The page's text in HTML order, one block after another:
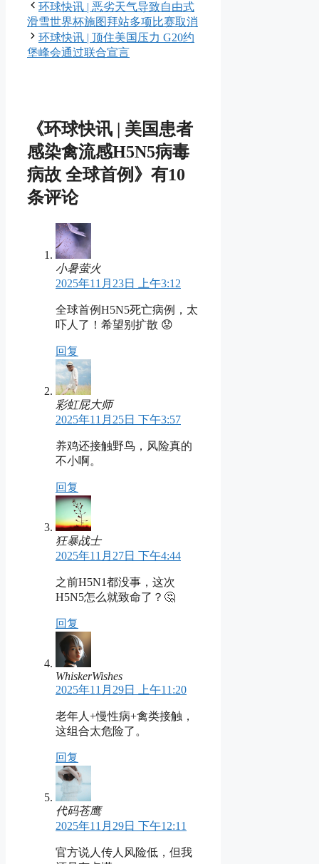
环球快讯 | 恶劣天气导致自由式
滑雪世界杯施图拜站多项比赛取消
环球快讯 | 顶住美国压力 G20约
堡峰会通过联合宣言
《环球快讯 | 美国患者
感染禽流感H5N5病毒
病故 全球首例》有10
条评论
小暑萤火
2025年11月23日 上午3:12
全球首例H5N5死亡病例，太
吓人了！希望别扩散 😟
回复
彩虹屁大师
2025年11月25日 下午3:57
养鸡还接触野鸟，风险真的
不小啊。
回复
狂暴战士
2025年11月27日 下午4:44
之前H5N1都没事，这次
H5N5怎么就致命了？🤔
回复
WhiskerWishes
2025年11月29日 上午11:20
老年人+慢性病+禽类接触，
这组合太危险了。
回复
代码苍鹰
2025年11月29日 下午12:11
官方说人传人风险低，但我